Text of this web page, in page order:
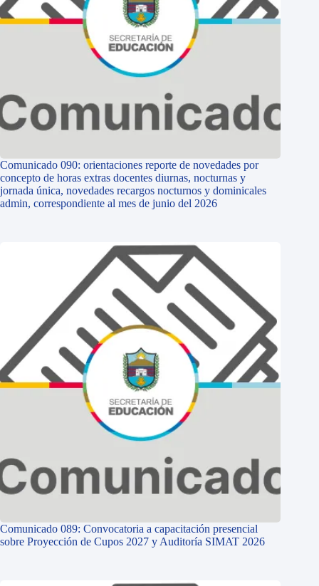
Comunicado 090: orientaciones reporte de novedades por
concepto de horas extras docentes diurnas, nocturnas y
jornada única, novedades recargos nocturnos y dominicales
admin, correspondiente al mes de junio del 2026
Comunicado 089: Convocatoria a capacitación presencial
sobre Proyección de Cupos 2027 y Auditoría SIMAT 2026